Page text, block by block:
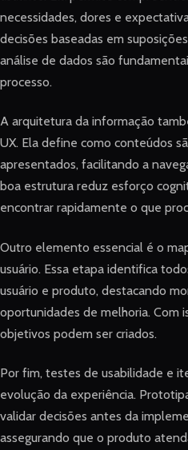
necessidades, dores e
decisões baseadas em
análise de dados são
processo.
A arquitetura da informação
UX. Ela define como conteúdos
apresentados, facilitando a
boa estrutura reduz esforço
encontrar rapidamente o que
Outro elemento essencial é o
usuário. Essa etapa identifica
usuário e produto, destacando
oportunidades de melhoria. Com
objetivos podem ser criados.
Por fim, testes de usabilidade e
evolução da experiência.
validar decisões antes da
assegurando que o produto